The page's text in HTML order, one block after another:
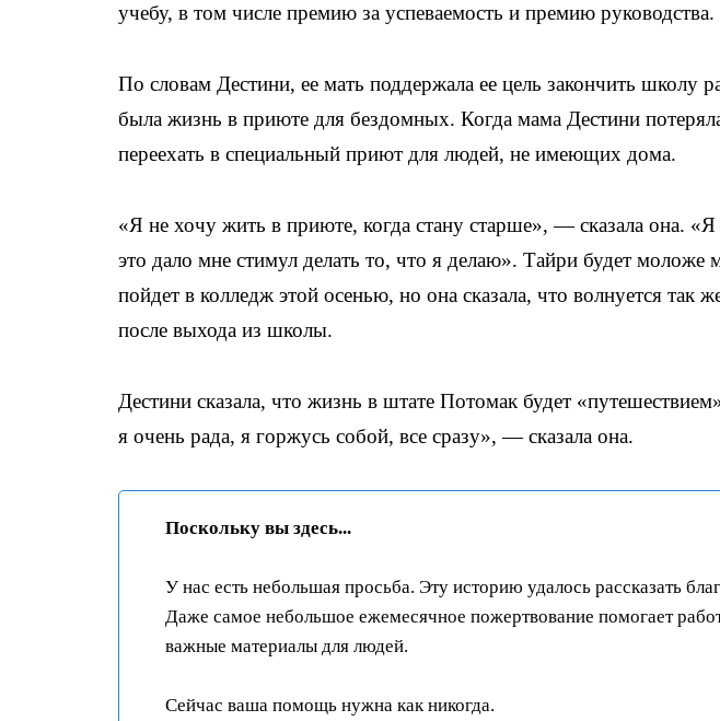
учебу, в том числе премию за успеваемость и премию руководства.
По словам Дестини, ее мать поддержала ее цель закончить школу
была жизнь в приюте для бездомных. Когда мама Дестини
переехать в специальный приют для людей, не имеющих дома.
«Я не хочу жить в приюте, когда стану старше», — сказала она.
это дало мне стимул делать то, что я делаю». Тайри будет моложе
пойдет в колледж этой осенью, но она сказала, что волнуется так
после выхода из школы.
Дестини сказала, что жизнь в штате Потомак будет
я очень рада, я горжусь собой, все сразу», — сказала она.
Поскольку вы здесь...
У нас есть небольшая просьба. Эту историю удалось рассказать
Даже самое небольшое ежемесячное пожертвование помогает
важные материалы для людей.
Сейчас ваша помощь нужна как никогда.